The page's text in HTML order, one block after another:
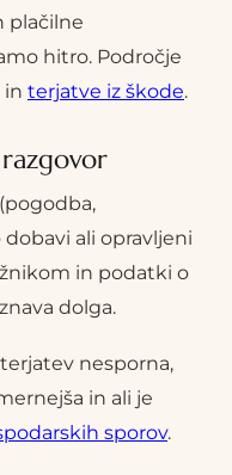
plačilne
hitro. Področje
in terjatve iz škode.
(pogodba,
dobavi ali opravljeni
in podatki o
dolga.
nesporna,
in ali je
sporov.